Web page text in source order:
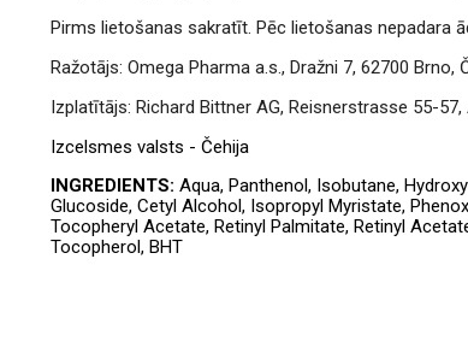
Pirms lietošanas sakratīt. Pēc lietošanas nepadara
Ražotājs: Omega Pharma a.s., Dražni 7, 62700 Brno,
Izplatītājs: Richard Bittner AG, Reisnerstrasse 55-57,
Izcelsmes valsts - Čehija
INGREDIENTS: Aqua, Panthenol, Isobutane,
Glucoside, Cetyl Alcohol, Isopropyl Myristate,
Tocopheryl Acetate, Retinyl Palmitate, Retinyl
Tocopherol, BHT